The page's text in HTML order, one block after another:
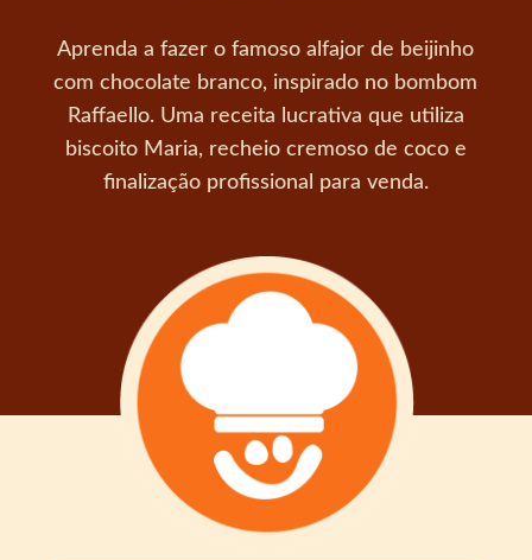
Aprenda a fazer o famoso alfajor de beijinho
com chocolate branco, inspirado no bombom
Raffaello. Uma receita lucrativa que utiliza
biscoito Maria, recheio cremoso de coco e
finalização profissional para venda.